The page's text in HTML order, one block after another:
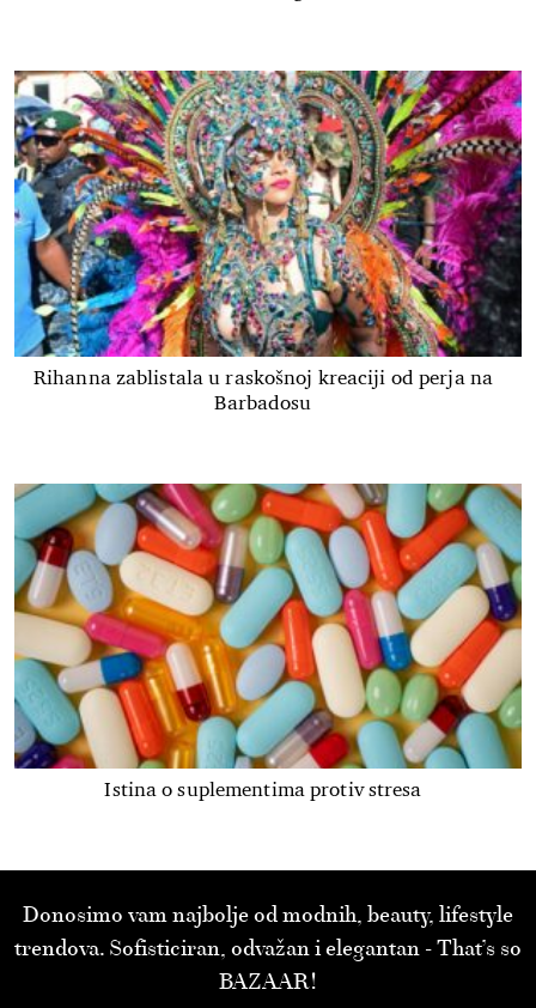
Rihanna zablistala u raskošnoj kreaciji od perja na
Barbadosu
Istina o suplementima protiv stresa
Donosimo vam najbolje od modnih, beauty, lifestyle
trendova. Sofisticiran, odvažan i elegantan - That’s so
BAZAAR!